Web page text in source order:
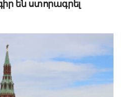
են ստորագրել